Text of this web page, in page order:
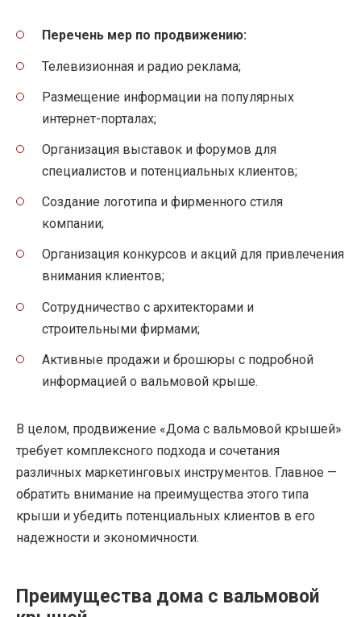
Перечень мер по продвижению:
Телевизионная и радио реклама;
Размещение информации на популярных
интернет-порталах;
Организация выставок и форумов для
специалистов и потенциальных клиентов;
Создание логотипа и фирменного стиля
компании;
Организация конкурсов и акций для привлечения
внимания клиентов;
Сотрудничество с архитекторами и
строительными фирмами;
Активные продажи и брошюры с подробной
информацией о вальмовой крыше.
В целом, продвижение «Дома с вальмовой крышей»
требует комплексного подхода и сочетания
различных маркетинговых инструментов. Главное —
обратить внимание на преимущества этого типа
крыши и убедить потенциальных клиентов в его
надежности и экономичности.
Преимущества дома с вальмовой